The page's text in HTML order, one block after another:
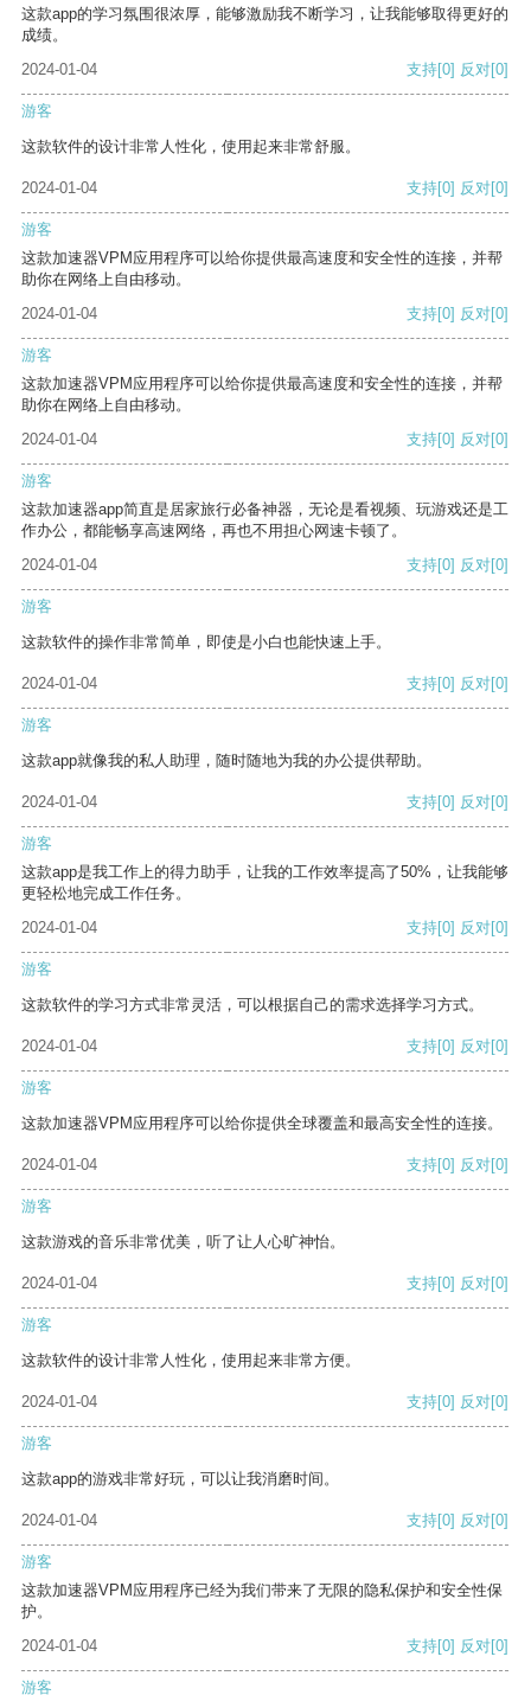
这款app的学习氛围很浓厚，能够激励我不断学习，让我能够取得更好的
成绩。
2024-01-04
支持[0] 反对[0]
游客
这款软件的设计非常人性化，使用起来非常舒服。
2024-01-04 支持[0] 反对[0]
游客
这款加速器VPM应用程序可以给你提供最高速度和安全性的连接，并帮
助你在网络上自由移动。
2024-01-04
支持[0] 反对[0]
游客
这款加速器VPM应用程序可以给你提供最高速度和安全性的连接，并帮
助你在网络上自由移动。
2024-01-04
支持[0] 反对[0]
游客
这款加速器app简直是居家旅行必备神器，无论是看视频、玩游戏还是工
作办公，都能畅享高速网络，再也不用担心网速卡顿了。
2024-01-04
支持[0] 反对[0]
游客
这款软件的操作非常简单，即使是小白也能快速上手。
2024-01-04 支持[0] 反对[0]
游客
这款app就像我的私人助理，随时随地为我的办公提供帮助。
2024-01-04 支持[0] 反对[0]
游客
这款app是我工作上的得力助手，让我的工作效率提高了50%，让我能够
更轻松地完成工作任务。
2024-01-04
支持[0] 反对[0]
游客
这款软件的学习方式非常灵活，可以根据自己的需求选择学习方式。
2024-01-04 支持[0] 反对[0]
游客
这款加速器VPM应用程序可以给你提供全球覆盖和最高安全性的连接。
2024-01-04 支持[0] 反对[0]
游客
这款游戏的音乐非常优美，听了让人心旷神怡。
2024-01-04 支持[0] 反对[0]
游客
这款软件的设计非常人性化，使用起来非常方便。
2024-01-04 支持[0] 反对[0]
游客
这款app的游戏非常好玩，可以让我消磨时间。
2024-01-04 支持[0] 反对[0]
游客
这款加速器VPM应用程序已经为我们带来了无限的隐私保护和安全性保
护。
2024-01-04
支持[0] 反对[0]
游客